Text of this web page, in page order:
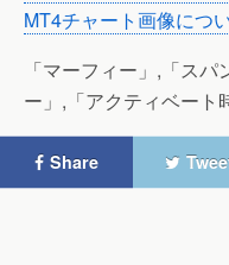
MT4チャート画像につ
「マーフィー」,「ス
ー」,「アクティベート
Share